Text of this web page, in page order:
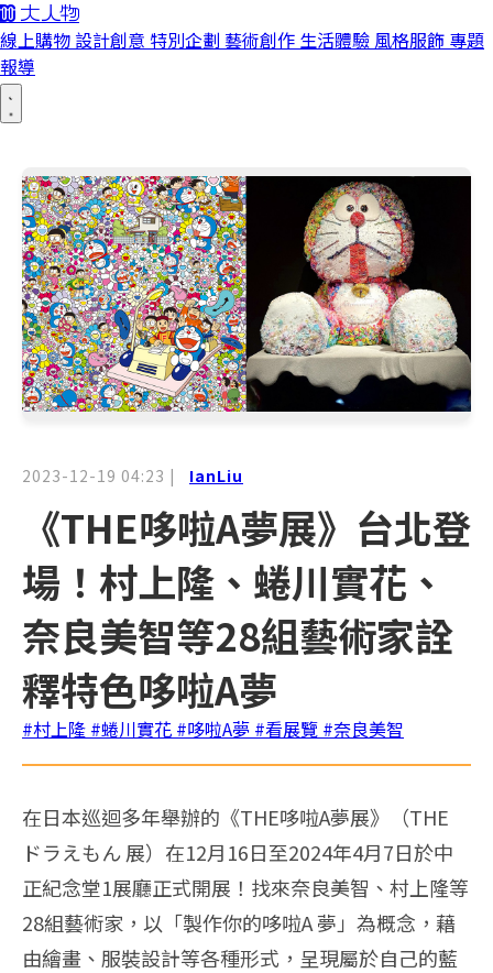
線上購物 設計創意 特別企劃 藝術創作 生活體驗 風格服飾 專題
報導
2023-12-19 04:23 | IanLiu
《THE哆啦A夢展》台北登
場！村上隆、蜷川實花、
奈良美智等28組藝術家詮
釋特色哆啦A夢
#村上隆 #蜷川實花 #哆啦A夢 #看展覽 #奈良美智
在日本巡迴多年舉辦的《THE哆啦A夢展》（THE
ドラえもん 展）在12月16日至2024年4月7日於中
正紀念堂1展廳正式開展！找來奈良美智、村上隆等
28組藝術家，以「製作你的哆啦A 夢」為概念，藉
由繪畫、服裝設計等各種形式，呈現屬於自己的藍